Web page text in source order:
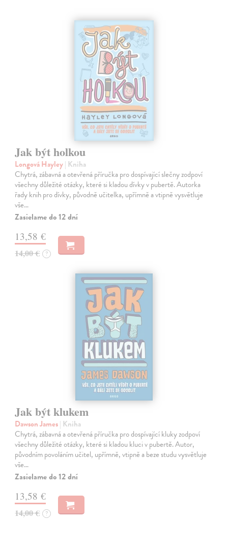
Jak být holkou
Longová Hayley| Kniha
Chytrá, zábavná a otevřená příručka pro dospívající slečny zodpoví
všechny důležité otázky, které si kladou dívky v pubertě. Autorka
řady knih pro dívky, původně učitelka, upřímně a vtipně vysvětluje
vše…
Zasielame do 12 dní
13,58 €
14,00 € ?
Jak být klukem
Dawson James| Kniha
Chytrá, zábavná a otevřená příručka pro dospívající kluky zodpoví
všechny důležité otázky, které si kladou kluci v pubertě. Autor,
původním povoláním učitel, upřímně, vtipně a beze studu vysvětluje
vše…
Zasielame do 12 dní
13,58 €
14,00 € ?